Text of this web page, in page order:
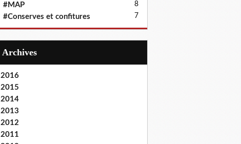
#MAP 8
#Conserves et confitures 7
Archives
2016
2015
2014
2013
2012
2011